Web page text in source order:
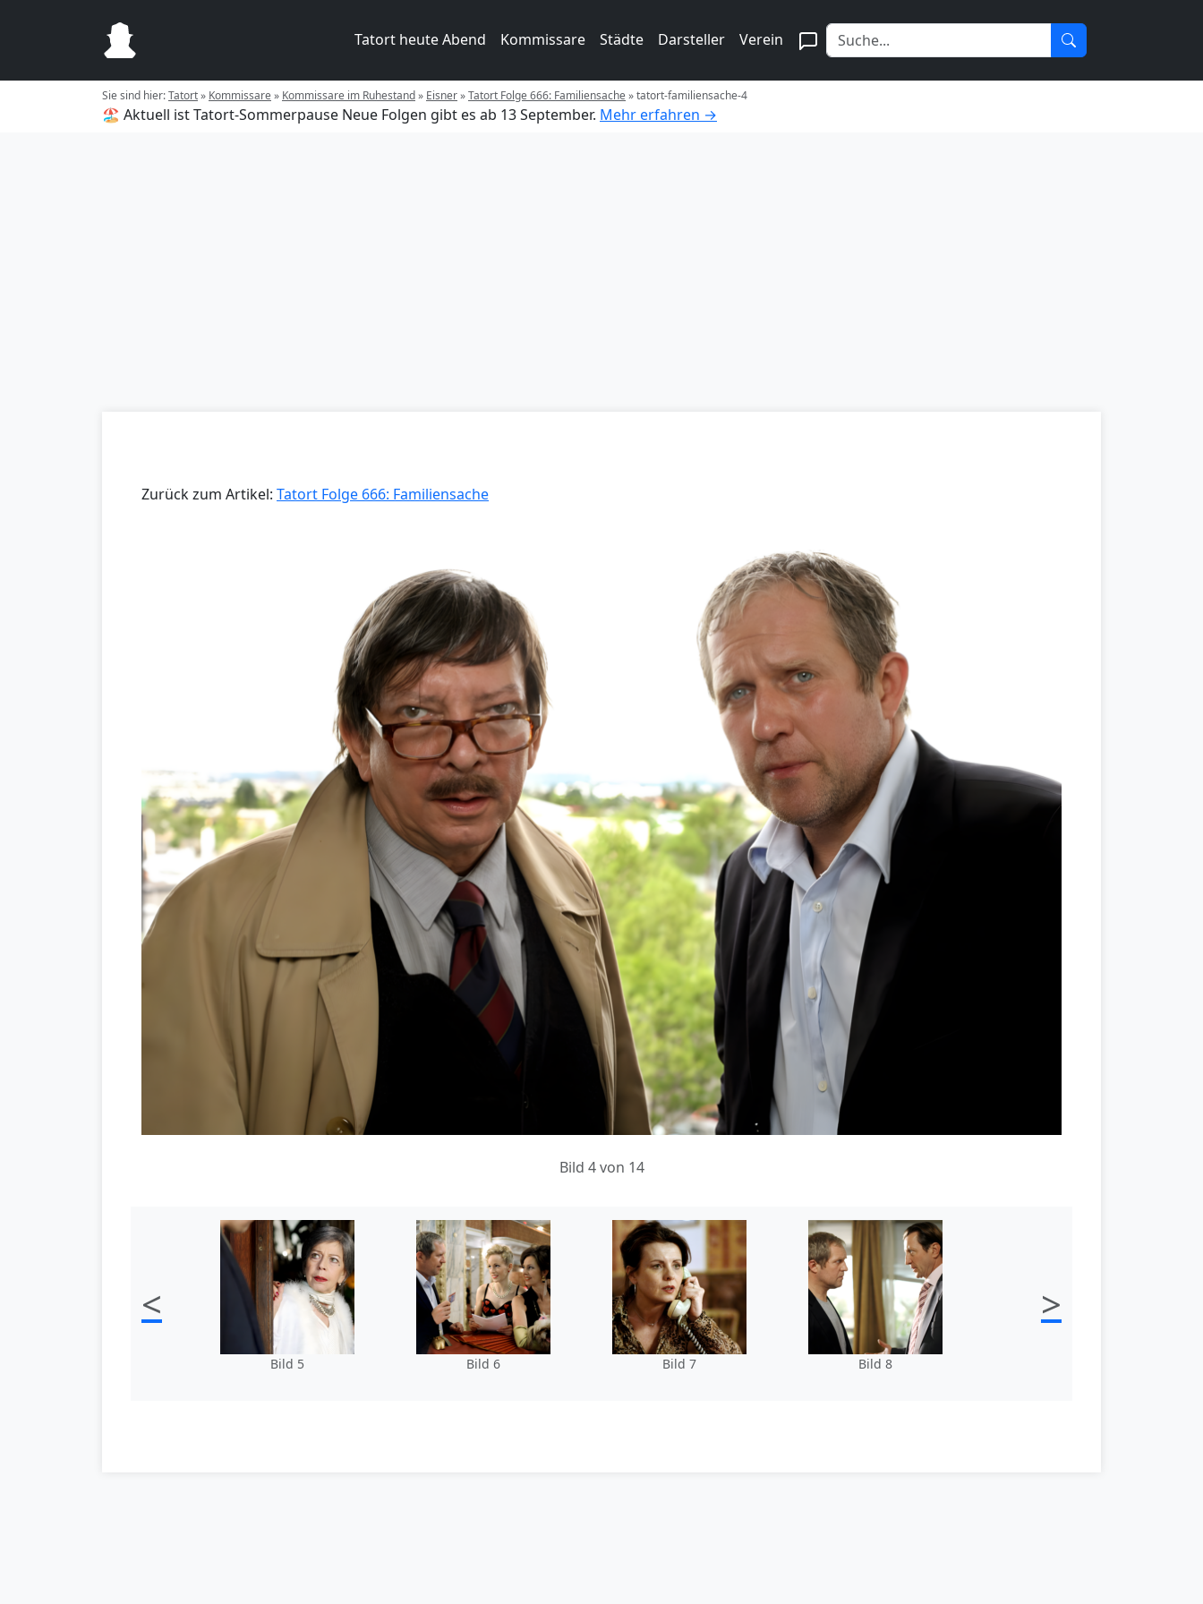
Tatort heute Abend Kommissare Städte Darsteller Verein
Sie sind hier:Tatort» Kommissare» Kommissare im Ruhestand» Eisner»Tatort Folge 666: Familiensache»tatort-familiensache-4
🏖️ Aktuell ist Tatort-Sommerpause Neue Folgen gibt es ab 13 September. Mehr erfahren →
Zurück zum Artikel: Tatort Folge 666: Familiensache
Bild 4 von 14
<
Bild 5 Bild 6 Bild 7 Bild 8
>